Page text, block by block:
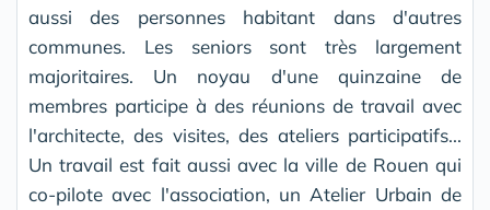
aussi des personnes habitant dans d'autres
communes. Les seniors sont très largement
majoritaires. Un noyau d'une quinzaine de
membres participe à des réunions de travail avec
l'architecte, des visites, des ateliers participatifs...
Un travail est fait aussi avec la ville de Rouen qui
co-pilote avec l'association, un Atelier Urbain de